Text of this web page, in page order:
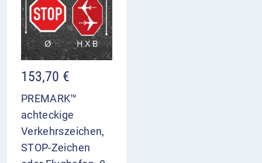
153,70 €
PREMARK™
achteckige
Verkehrszeichen,
STOP-Zeichen